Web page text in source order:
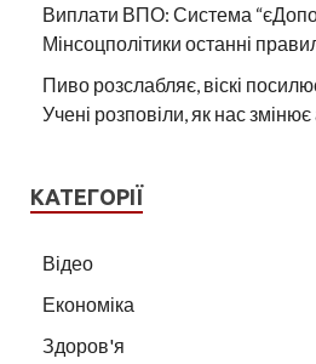
Виплати ВПО: Система
Мінсоцполітики останні
Пиво розслабляє, віскі
Учені розповіли, як нас
КАТЕГОРІЇ
Відео
Економіка
Здоров'я